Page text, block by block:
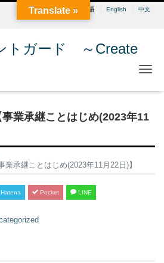
日本語 English
中文
トガード ～Create
業承継ことはじめ(2023年11
業承継ことはじめ(2023年11月22日)】
Hatena Pocket LINE
Translate »